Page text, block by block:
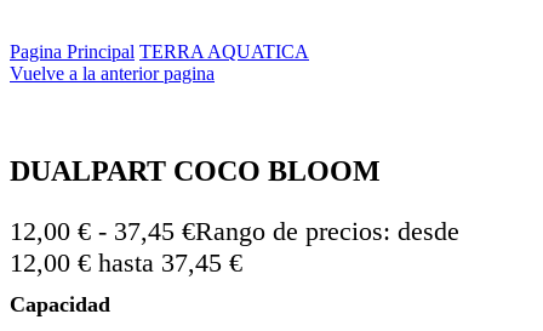
Pagina Principal TERRA AQUATICA
Vuelve a la anterior pagina
DUALPART COCO BLOOM
12,00 € - 37,45 €Rango de precios: desde
12,00 € hasta 37,45 €
Capacidad